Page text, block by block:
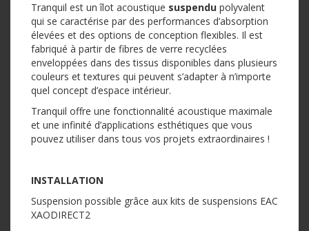
Tranquil est un îlot acoustique suspendu polyvalent
qui se caractérise par des performances d’absorption
élevées et des options de conception flexibles. Il est
fabriqué à partir de fibres de verre recyclées
enveloppées dans des tissus disponibles dans plusieurs
couleurs et textures qui peuvent s’adapter à n’importe
quel concept d’espace intérieur.
Tranquil offre une fonctionnalité acoustique maximale
et une infinité d’applications esthétiques que vous
pouvez utiliser dans tous vos projets extraordinaires !
INSTALLATION
Suspension possible grâce aux kits de suspensions EAC
XAODIRECT2